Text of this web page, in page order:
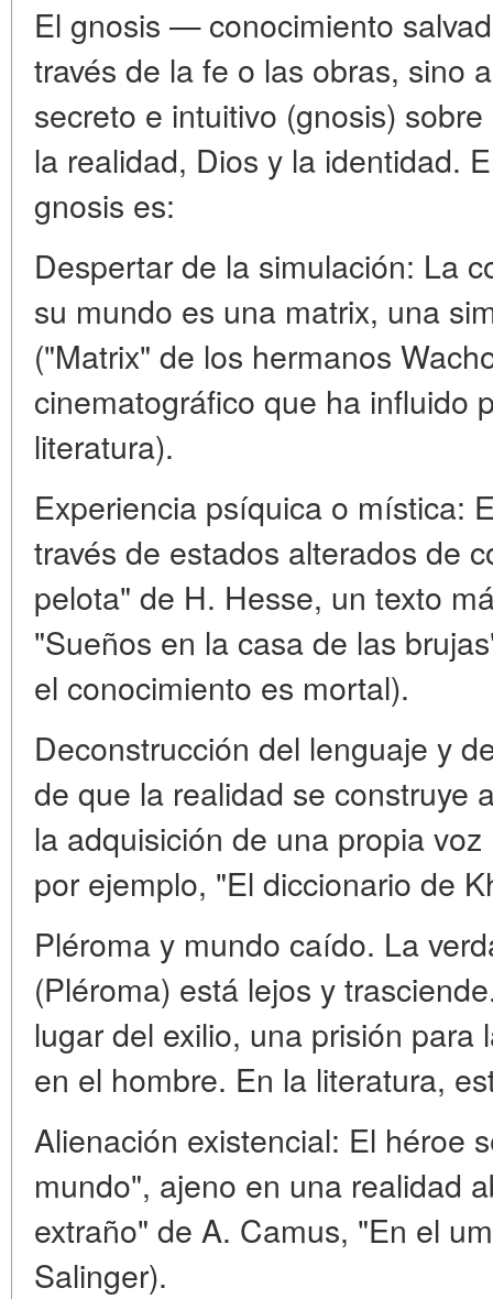
El gnosis — conocimiento
través de la fe o las obras, sino
secreto e intuitivo (gnosis)
la realidad, Dios y la identidad.
gnosis es:
Despertar de la simulación: La
su mundo es una matrix, una
("Matrix" de los hermanos
cinematográfico que ha influido
literatura).
Experiencia psíquica o mística:
través de estados alterados de
pelota" de H. Hesse, un texto
"Sueños en la casa de las
el conocimiento es mortal).
Deconstrucción del lenguaje y
de que la realidad se construye
la adquisición de una propia
por ejemplo, "El diccionario de
Pléroma y mundo caído. La
(Pléroma) está lejos y
lugar del exilio, una prisión
en el hombre. En la literatura,
Alienación existencial: El héroe
mundo", ajeno en una realidad
extraño" de A. Camus, "En el
Salinger).